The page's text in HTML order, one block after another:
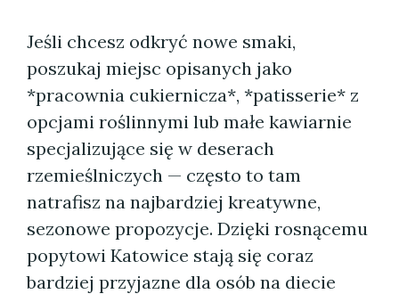
Jeśli chcesz odkryć nowe smaki,
poszukaj miejsc opisanych jako
*pracownia cukiernicza*, *patisserie* z
opcjami roślinnymi lub małe kawiarnie
specjalizujące się w deserach
rzemieślniczych — często to tam
natrafisz na najbardziej kreatywne,
sezonowe propozycje. Dzięki rosnącemu
popytowi Katowice stają się coraz
bardziej przyjazne dla osób na diecie